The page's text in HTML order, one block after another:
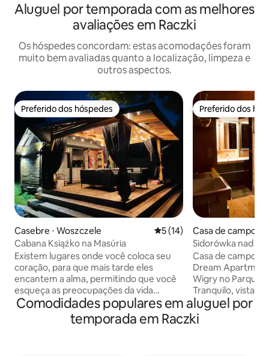
Aluguel por temporada com as melhores
avaliações em Raczki
Os hóspedes concordam: estas acomodações foram
muito bem avaliadas quanto a localização, limpeza e
outros aspectos.
Preferido dos hóspedes
Preferido dos hóspedes
Casebre ⋅ Woszczele 5 de uma avaliação média
5 (14)
Cabana Książko na Masúria
Existem lugares onde você coloca seu
coração, para que mais tarde eles
encantem a alma, permitindo que você
esqueça as preocupações da vida
cotidiana e também nos lembre de
quanta beleza está escondida na
simplicidade. Cabana das Noites Mais
Preferido dos
Preferido dos
Casa de campo ⋅
Sidorówka nad
Casa de campo
Dream
Wigry no Parque
Tranquilo, vistas,
como as
crianças. O
crua dentro.
Comodidades populares em aluguel por
temporada em Raczki